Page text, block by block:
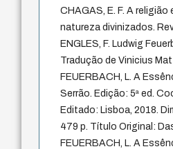
CHAGAS, E. F. A
natureza divinizados.
ENGLES, F. Ludwig
Tradução de Vinicius
FEUERBACH, L. A
Serrão. Edição: 5ª ed.
Editado: Lisboa, 2018.
479 p. Título Original:
FEUERBACH, L. A